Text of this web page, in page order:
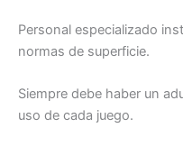
Personal especializado
normas de superficie.
Siempre debe haber un
uso de cada juego.